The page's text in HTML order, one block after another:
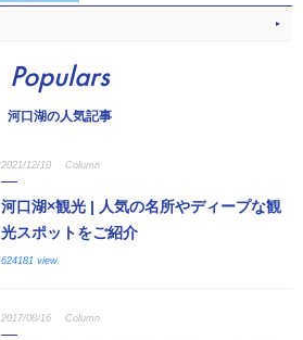
Populars
河口湖の人気記事
2021/12/10 Column
河口湖×観光 | 人気の名所やディープな観
光スポットをご紹介
624181 view
2017/08/16 Column